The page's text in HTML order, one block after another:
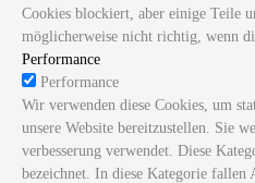
Cookies blockiert, aber einige Teile
möglicherweise nicht richtig, wenn
Performance
Performance
Wir verwenden diese Cookies, um
unsere Website bereitzustellen. Sie
verbesserung verwendet. Diese
bezeichnet. In diese Kategorie fallen